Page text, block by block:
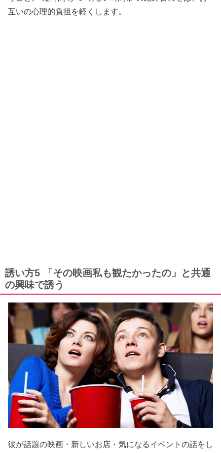
互いの心理的負担を軽くします。
誘い方5 「その映画私も観たかったの」と共通
の興味で誘う
彼が話題の映画・新しいお店・気になるイベントの話をし